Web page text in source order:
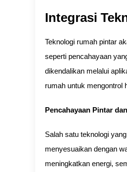
Integrasi
Teknologi rumah pintar
seperti pencahayaan
dikendalikan melalui
rumah untuk mengontrol
Pencahayaan Pintar
Salah satu teknologi
menyesuaikan dengan
meningkatkan energi,